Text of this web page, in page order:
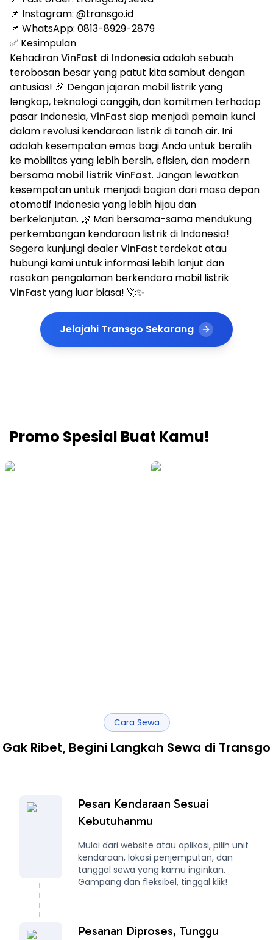
📌 Instagram: @transgo.id
📌 WhatsApp: 0813-8929-2879
✅ Kesimpulan
KehadiranVinFast di Indonesia adalah sebuah
terobosan besar yang patut kita sambut dengan
antusias! 🎉 Dengan jajaran mobil listrik yang
lengkap, teknologi canggih, dan komitmen terhadap
pasar Indonesia,VinFast siap menjadi pemain kunci
dalam revolusi kendaraan listrik di tanah air. Ini
adalah kesempatan emas bagi Anda untuk beralih
ke mobilitas yang lebih bersih, efisien, dan modern
bersama mobil listrik VinFast. Jangan lewatkan
kesempatan untuk menjadi bagian dari masa depan
otomotif Indonesia yang lebih hijau dan
berkelanjutan. 🌿 Mari bersama-sama mendukung
perkembangan kendaraan listrik di Indonesia!
Segera kunjungi dealerVinFast terdekat atau
hubungi kami untuk informasi lebih lanjut dan
rasakan pengalaman berkendara mobil listrik
VinFast yang luar biasa! 🚀✨
Jelajahi Transgo Sekarang
Promo Spesial Buat Kamu!
Cara Sewa
Gak Ribet, Begini Langkah Sewa di Transgo
Pesan Kendaraan Sesuai
Kebutuhanmu
Mulai dari website atau aplikasi, pilih unit
kendaraan, lokasi penjemputan, dan
tanggal sewa yang kamu inginkan.
Gampang dan fleksibel, tinggal klik!
Pesanan Diproses, Tunggu